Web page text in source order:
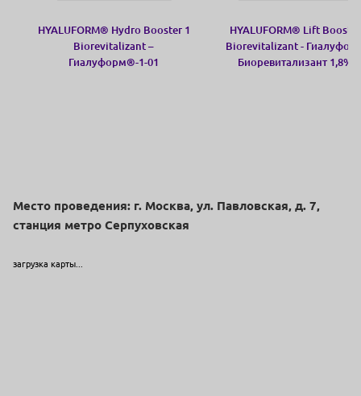
HYALUFORM® Hydro Booster 1
Biorevitalizant –
Гиалуформ®-1-01
HYALUFORM® Lift Booster
Biorevitalizant -
Биоревитализант 1,8%
Место проведения: г. Москва, ул. Павловская, д. 7,
станция метро Серпуховская
загрузка карты...